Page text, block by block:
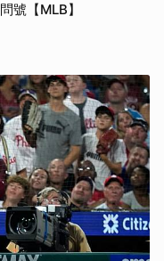
號【MLB】